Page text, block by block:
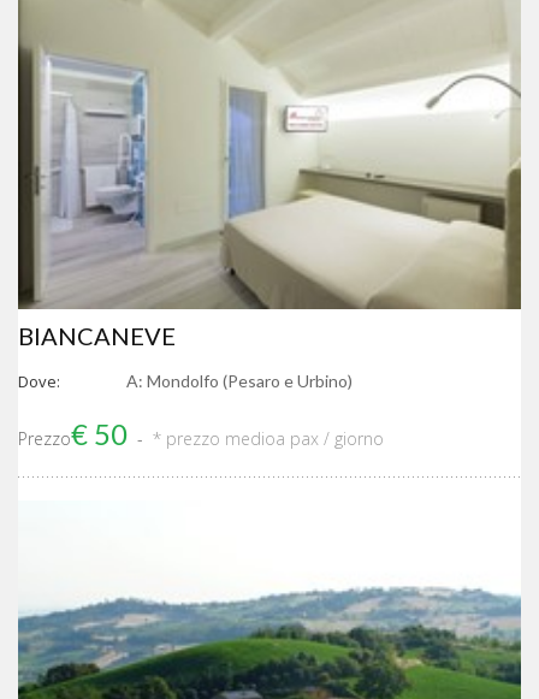
BIANCANEVE
Dove: A: Mondolfo (Pesaro e Urbino)
Prezzo€ 50 * prezzo medioa pax / giorno